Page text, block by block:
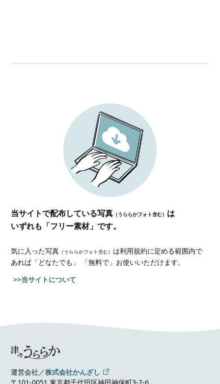
当サイトで配布している写真 （うららかフォト含む） は
いずれも「フリー素材」です。
気に入った写真 （うららかフォト含む） は利用規約に定める範囲内で
あれば「どなたでも」 「無料で」お使いいただけます。
>>当サイトについて
運営会社／株式会社かんざし